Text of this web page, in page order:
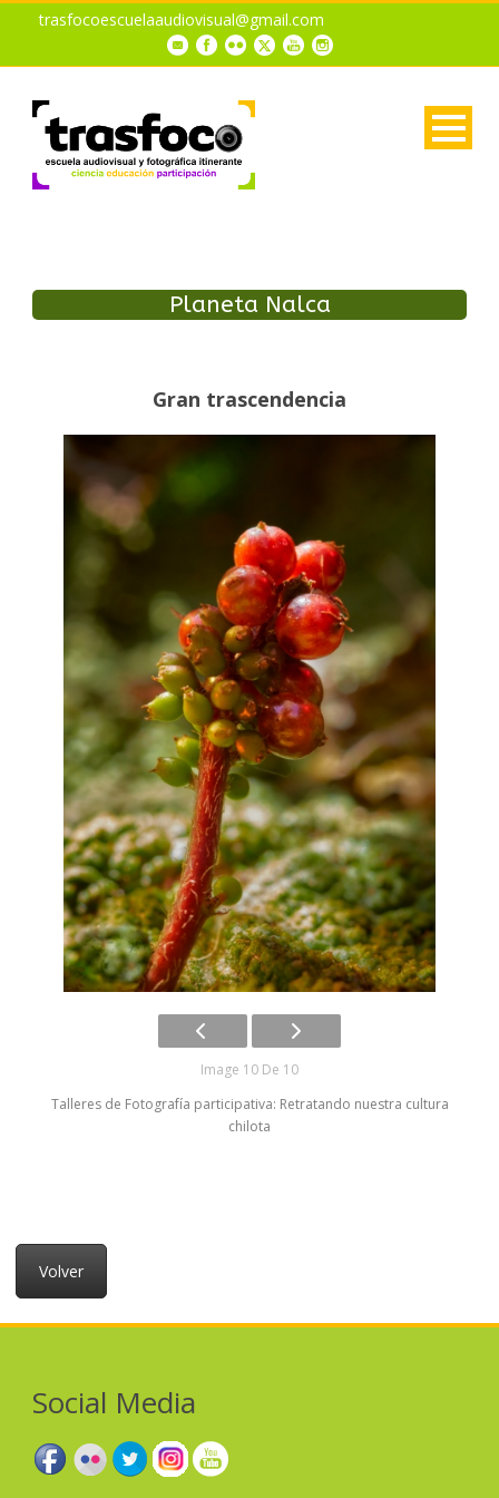
trasfocoescuelaaudiovisual@gmail.com
Planeta Nalca
Gran trascendencia
Image 10 De 10
Talleres de Fotografía participativa: Retratando nuestra cultura
chilota
Volver
Social Media